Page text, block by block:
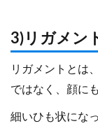
3)リガメン
リガメントとは
ではなく、顔に
細いひも状にな